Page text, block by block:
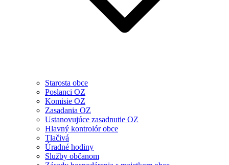
Starosta obce
Poslanci OZ
Komisie OZ
Zasadania OZ
Ustanovujúce zasadnutie OZ
Hlavný kontrolór obce
Tlačivá
Úradné hodiny
Služby občanom